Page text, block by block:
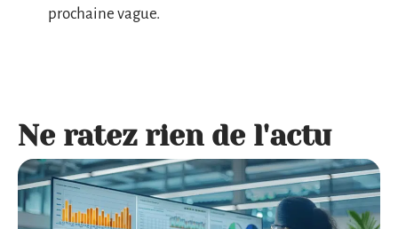
prochaine vague.
Ne ratez rien de l'actu